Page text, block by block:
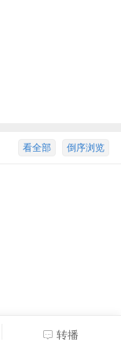
倒序浏览
看全部
转播